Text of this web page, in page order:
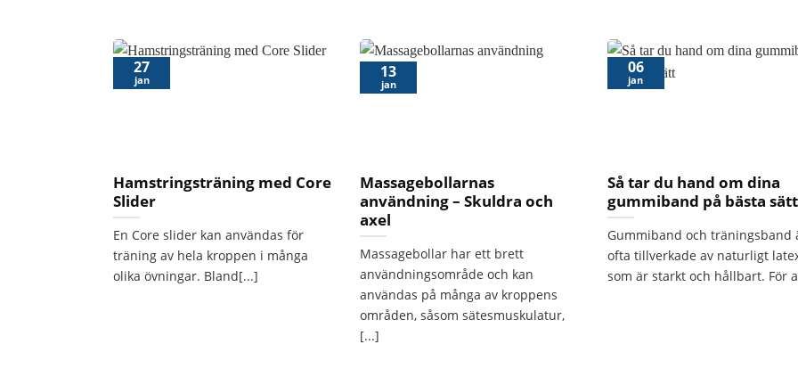
Hamstringsträning med Core
Slider
En Core slider kan användas för
träning av hela kroppen i många
olika övningar. Bland[...]
27
jan
Massagebollarnas
användning – Skuldra och
axel
Massagebollar har ett brett
användningsområde och kan
användas på många av kroppens
områden, såsom sätesmuskulatur,
[...]
13
jan
Så tar du hand om dina
gummiband på bästa sätt
Gummiband och träningsband
ofta tillverkade av naturligt
som är starkt och hållbart. För
06
jan